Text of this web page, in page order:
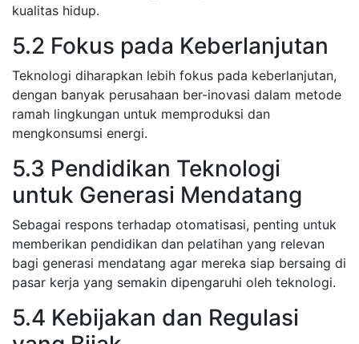
kualitas hidup.
5.2 Fokus pada Keberlanjutan
Teknologi diharapkan lebih fokus pada keberlanjutan,
dengan banyak perusahaan ber-inovasi dalam metode
ramah lingkungan untuk memproduksi dan
mengkonsumsi energi.
5.3 Pendidikan Teknologi
untuk Generasi Mendatang
Sebagai respons terhadap otomatisasi, penting untuk
memberikan pendidikan dan pelatihan yang relevan
bagi generasi mendatang agar mereka siap bersaing di
pasar kerja yang semakin dipengaruhi oleh teknologi.
5.4 Kebijakan dan Regulasi